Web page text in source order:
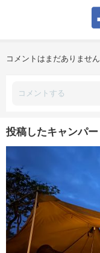
コメントはまだありません
投稿したキャンパー